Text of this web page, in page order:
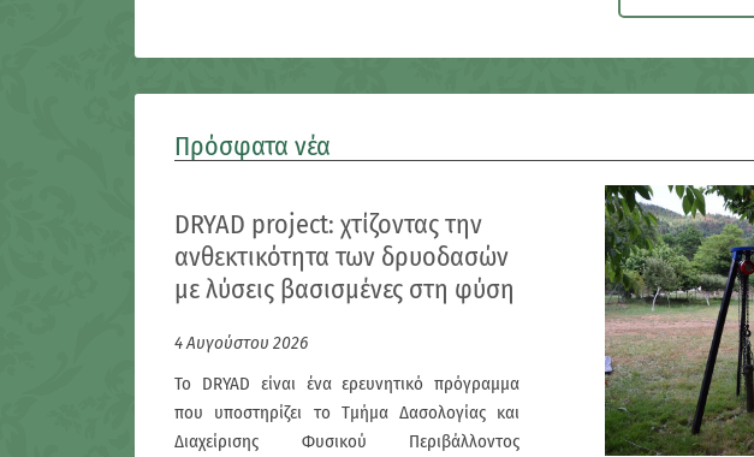
Πρόσφατα νέα
DRYAD project: χτίζοντας την
ανθεκτικότητα των δρυοδασών
με λύσεις βασισμένες στη φύση
4 Αυγούστου 2026
Το DRYAD είναι ένα ερευνητικό πρόγραμμα
που υποστηρίζει το Τμήμα Δασολογίας και
Διαχείρισης Φυσικού Περιβάλλοντος